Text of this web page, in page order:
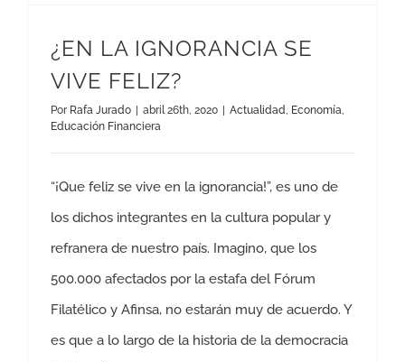
¿EN LA IGNORANCIA SE
VIVE FELIZ?
Por Rafa Jurado abril 26th, 2020 Actualidad, Economía,
Educación Financiera
“¡Que feliz se vive en la ignorancia!”, es uno de
los dichos integrantes en la cultura popular y
refranera de nuestro país. Imagino, que los
500.000 afectados por la estafa del Fórum
Filatélico y Afinsa, no estarán muy de acuerdo. Y
es que a lo largo de la historia de la democracia